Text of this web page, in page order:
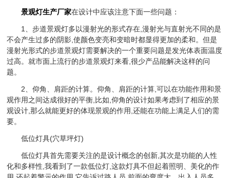
景观灯生产厂家在设计中应该注意下面一些问题：
1、步道景观灯多以漫射光的形式存在,漫射光与直射光不同的是
不会产生过多的阴影,使颜色变亮和变暗时都显得更加的柔和。但是
漫射光形式的步道景观灯需要解决的一个重要问题是发光体表面温度
过高。就市面上流行的步道景观灯来看,很少产品能解决这样的问
题。
2、仰角、肩距的计算。仰角、肩距的计算,可以在功能作用和景
观作用之间达成很好的平衡,比如,仰角的设计如果考虑到了相应的景
观设计,那么就能更好的体现景观的作用,还能在功能上满足人们的需
要。
低位灯具(穴草坪灯)
低位灯具首先需要关注的是设计概念的创新,其次是功能的人性
化和多样性,我看到了一款低位灯,这款灯具不但起着照明、美化的作